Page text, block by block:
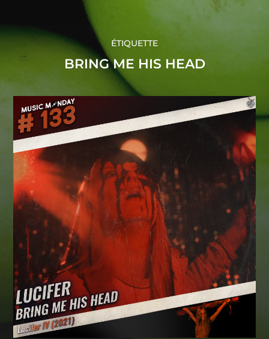
ÉTIQUETTE
BRING ME HIS HEAD